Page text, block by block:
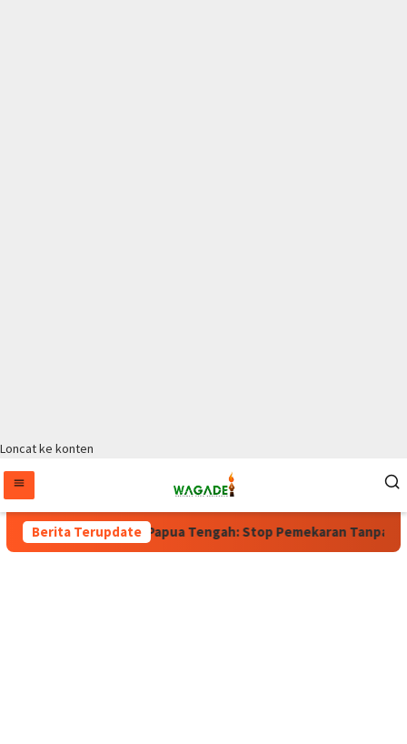
Loncat ke konten
Berita Terupdate
Berlaku, Wagub Papua Tengah: Stop Pemekaran Tanpa